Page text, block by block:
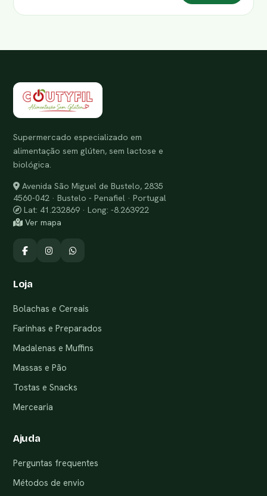
Supermercado especializado em
alimentação sem glúten, sem lactose e
biológica.
Avenida São Miguel de Bustelo, 2835
4560-042 · Bustelo - Penafiel · Portugal
Lat: 41.232869 · Long: -8.263922
Ver mapa
Loja
Bolachas e Cereais
Farinhas e Preparados
Madalenas e Muffins
Massas e Pão
Tostas e Snacks
Mercearia
Ajuda
Perguntas frequentes
Métodos de envio